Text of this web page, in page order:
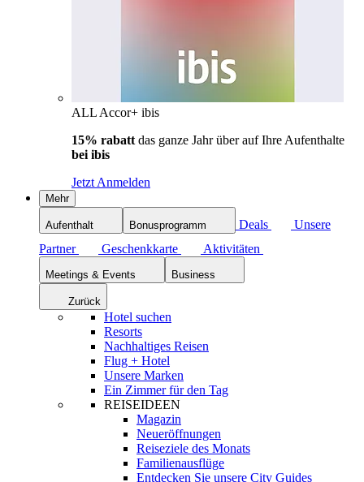
ALL Accor+ ibis
15% rabatt das ganze Jahr über auf Ihre Aufenthalte
bei ibis
Jetzt Anmelden
Mehr
Aufenthalt Bonusprogramm Deals
Unsere
Partner
Geschenkkarte Aktivitäten
Meetings & Events Business
Zurück
Hotel suchen
Resorts
Nachhaltiges Reisen
Flug + Hotel
Unsere Marken
Ein Zimmer für den Tag
REISEIDEEN
Magazin
Neueröffnungen
Reiseziele des Monats
Familienausflüge
Entdecken Sie unsere City Guides